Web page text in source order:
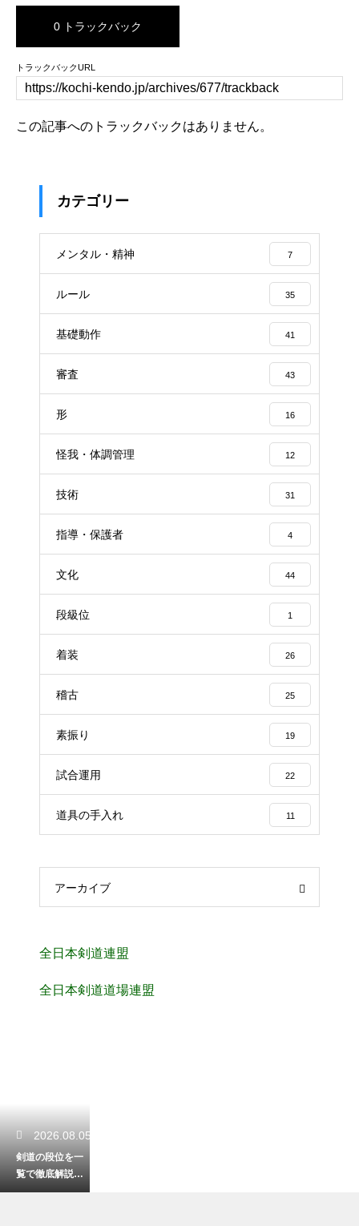
0 トラックバック
トラックバックURL
この記事へのトラックバックはありません。
カテゴリー
メンタル・精神 7
ルール 35
基礎動作 41
審査 43
形 16
怪我・体調管理 12
技術 31
指導・保護者 4
文化 44
段級位 1
着装 26
稽古 25
素振り 19
試合運用 22
道具の手入れ 11
アーカイブ
全日本剣道連盟
全日本剣道道場連盟
2026.08.05
剣道の段位を一
覧で徹底解説！
初心者から最高